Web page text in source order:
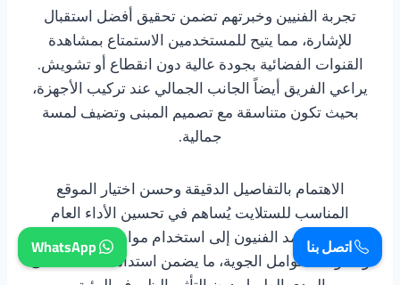
تجربة الفنيين وخبرتهم تضمن تحقيق أفضل استقبال
للإشارة، مما يتيح للمستخدمين الاستمتاع بمشاهدة
القنوات الفضائية بجودة عالية دون انقطاع أو تشويش.
يراعي الفريق أيضاً الجانب الجمالي عند تركيب الأجهزة،
بحيث تكون متناسقة مع تصميم المبنى وتضيف لمسة
جمالية.
الاهتمام بالتفاصيل الدقيقة وحسن اختيار الموقع
المناسب للستلايت يُساهم في تحسين الأداء العام
للنظام. يعمد الفنيون إلى استخدام مواد عالية الجودة
ومقاومة للعوامل الجوية، ما يضمن استدامة الخدمة على
اتصل بنا